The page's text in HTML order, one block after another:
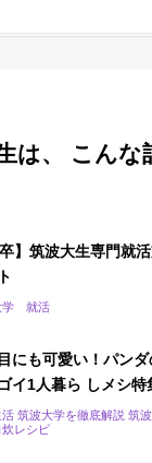
は、 こんな
卒】筑波大生専門就
学 就活
にも可愛い！パン
イ1人暮ら しメシ特
筑波大学を徹底解説 筑波
レシピ